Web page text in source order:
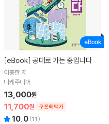
[eBook] 공대로 가는 중입니다
이충한 저
니케주니어
11,700원 쿠폰혜택가
13,000원
10.0 (11)